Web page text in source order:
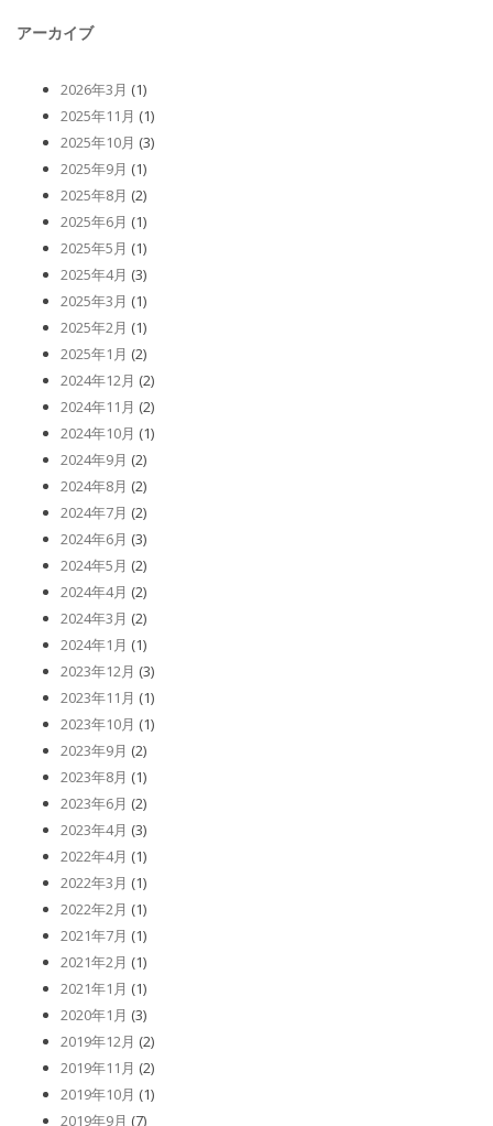
アーカイブ
2026年3月 (1)
2025年11月 (1)
2025年10月 (3)
2025年9月 (1)
2025年8月 (2)
2025年6月 (1)
2025年5月 (1)
2025年4月 (3)
2025年3月 (1)
2025年2月 (1)
2025年1月 (2)
2024年12月 (2)
2024年11月 (2)
2024年10月 (1)
2024年9月 (2)
2024年8月 (2)
2024年7月 (2)
2024年6月 (3)
2024年5月 (2)
2024年4月 (2)
2024年3月 (2)
2024年1月 (1)
2023年12月 (3)
2023年11月 (1)
2023年10月 (1)
2023年9月 (2)
2023年8月 (1)
2023年6月 (2)
2023年4月 (3)
2022年4月 (1)
2022年3月 (1)
2022年2月 (1)
2021年7月 (1)
2021年2月 (1)
2021年1月 (1)
2020年1月 (3)
2019年12月 (2)
2019年11月 (2)
2019年10月 (1)
2019年9月 (7)